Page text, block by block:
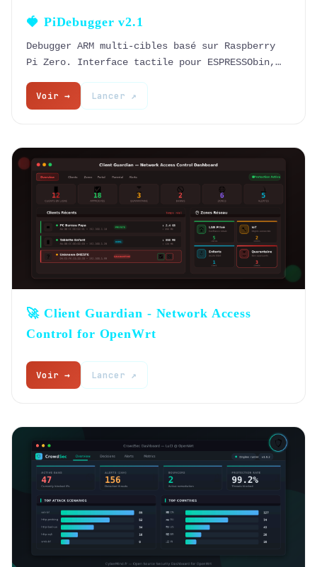
🍓 PiDebugger v2.1
Debugger ARM multi-cibles basé sur Raspberry
Pi Zero. Interface tactile pour ESPRESSObin,
Voir → Lancer ↗
🚀 Client Guardian - Network Access
Control for OpenWrt
Voir → Lancer ↗